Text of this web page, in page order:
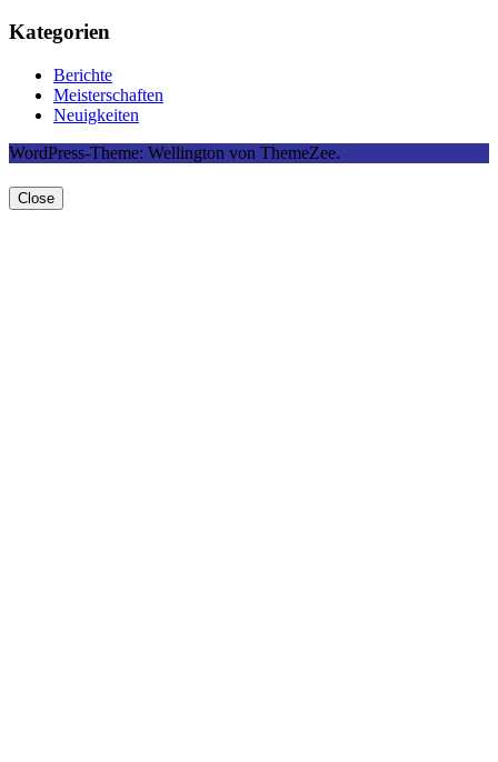
Kategorien
Berichte
Meisterschaften
Neuigkeiten
WordPress-Theme: Wellington von ThemeZee.
Close